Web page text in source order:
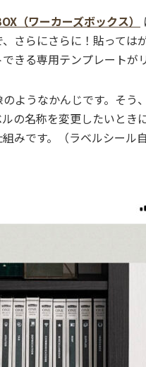
（ワーカーズボックス）
さらにさらに！貼っては
きる専用テンプレートが
ようなかんじです。そう
の名称を変更したいとき
みです。（ラベルシール